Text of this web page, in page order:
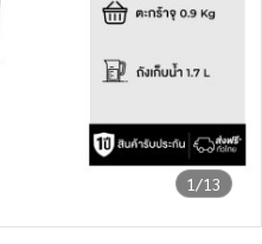
1/13